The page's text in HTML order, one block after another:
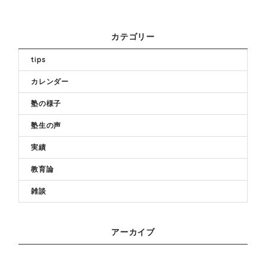
カテゴリー
tips
カレンダー
塾の様子
塾生の声
実績
教育論
雑談
アーカイブ